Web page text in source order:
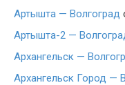
Артышта — Волгоград
Артышта-2 —
Архангельск —
Архангельск Город —